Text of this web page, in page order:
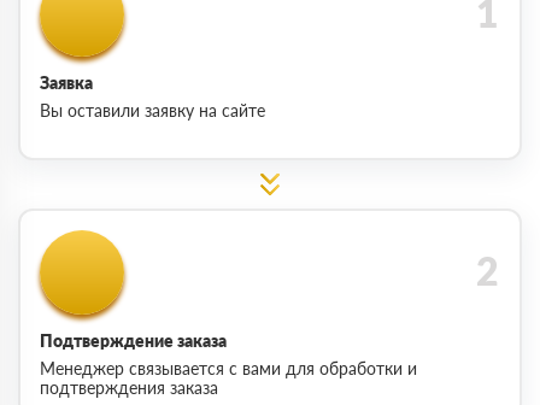
Заявка
Вы оставили заявку на сайте
Подтверждение заказа
Менеджер связывается с вами для обработки и
подтверждения заказа